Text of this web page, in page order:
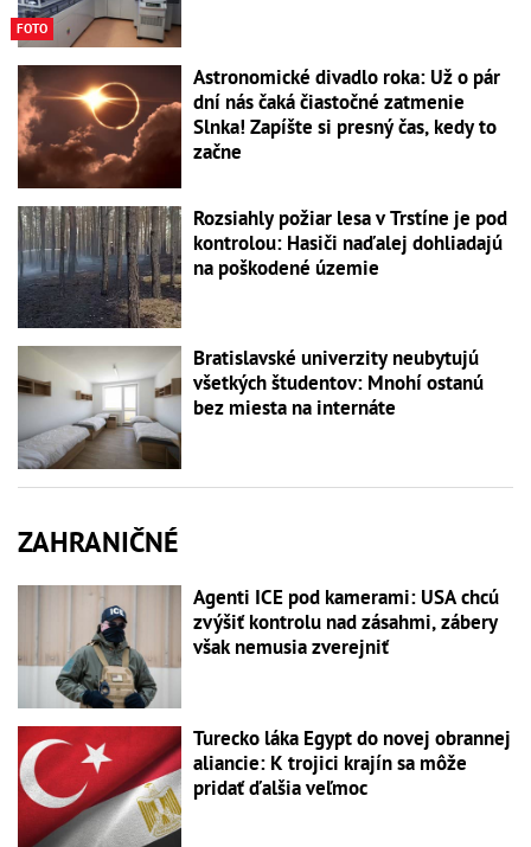
FOTO
Astronomické divadlo roka: Už o pár
dní nás čaká čiastočné zatmenie
Slnka! Zapíšte si presný čas, kedy to
začne
Rozsiahly požiar lesa v Trstíne je pod
kontrolou: Hasiči naďalej dohliadajú
na poškodené územie
Bratislavské univerzity neubytujú
všetkých študentov: Mnohí ostanú
bez miesta na internáte
ZAHRANIČNÉ
Agenti ICE pod kamerami: USA chcú
zvýšiť kontrolu nad zásahmi, zábery
však nemusia zverejniť
Turecko láka Egypt do novej obrannej
aliancie: K trojici krajín sa môže
pridať ďalšia veľmoc